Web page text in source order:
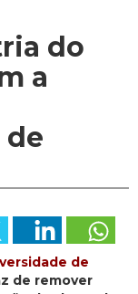
do
a
de
de
de remover